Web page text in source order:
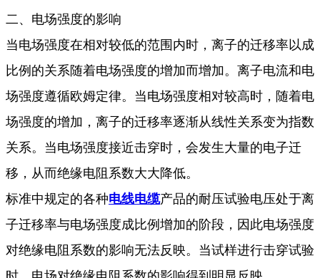
二、电场强度的影响
当电场强度在相对较低的范围内时，离子的迁移率以成
比例的关系随着电场强度的增加而增加。离子电流和电
场强度遵循欧姆定律。当电场强度相对较高时，随着电
场强度的增加，离子的迁移率逐渐从线性关系变为指数
关系。当电场强度接近击穿时，会发生大量的电子迁
移，从而绝缘电阻系数大大降低。
标准中规定的各种电线电缆产品的耐压试验电压处于离
子迁移率与电场强度成比例增加的阶段，因此电场强度
对绝缘电阻系数的影响无法反映。当试样进行击穿试验